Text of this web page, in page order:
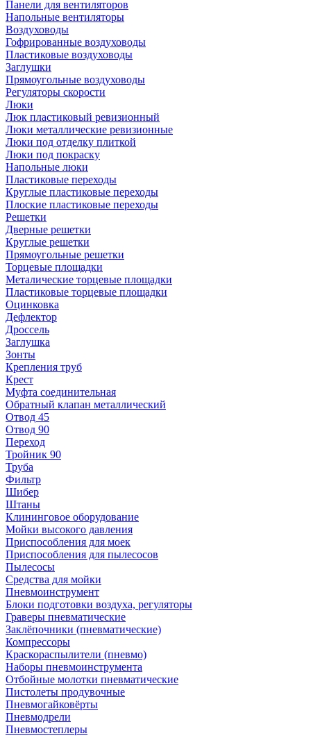
Панели для вентиляторов
Напольные вентиляторы
Воздуховоды
Гофрированные воздуховоды
Пластиковые воздуховоды
Заглушки
Прямоугольные воздуховоды
Регуляторы скорости
Люки
Люк пластиковый ревизионный
Люки металлические ревизионные
Люки под отделку плиткой
Люки под покраску
Напольные люки
Пластиковые переходы
Круглые пластиковые переходы
Плоские пластиковые переходы
Решетки
Дверные решетки
Круглые решетки
Прямоугольные решетки
Торцевые площадки
Металические торцевые площадки
Пластиковые торцевые площадки
Оцинковка
Дефлектор
Дроссель
Заглушка
Зонты
Крепления труб
Крест
Муфта соединительная
Обратный клапан металлический
Отвод 45
Отвод 90
Переход
Тройник 90
Труба
Фильтр
Шибер
Штаны
Клининговое оборудование
Мойки высокого давления
Приспособления для моек
Приспособления для пылесосов
Пылесосы
Средства для мойки
Пневмоинструмент
Блоки подготовки воздуха, регуляторы
Граверы пневматические
Заклёпочники (пневматические)
Компрессоры
Краскораспылители (пневмо)
Наборы пневмоинструмента
Отбойные молотки пневматические
Пистолеты продувочные
Пневмогайковёрты
Пневмодрели
Пневмостеплеры